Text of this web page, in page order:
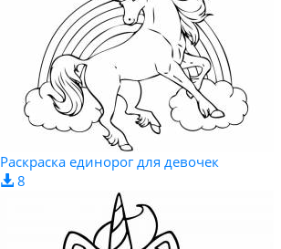
Раскраска единорог для девочек
8